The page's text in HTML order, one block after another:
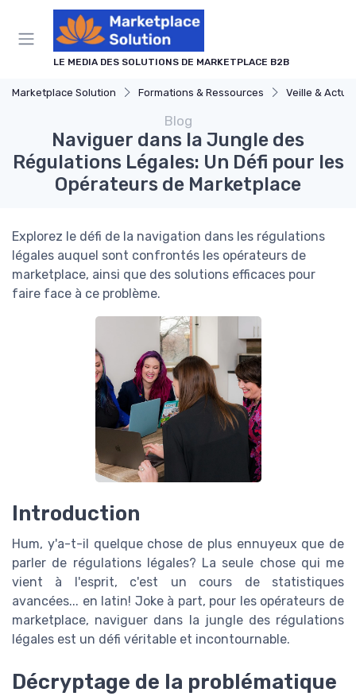
LE MEDIA DES SOLUTIONS DE MARKETPLACE B2B
Marketplace Solution Formations & Ressources Veille &
Blog
Naviguer dans la Jungle des
Régulations Légales: Un Défi pour les
Opérateurs de Marketplace
Explorez le défi de la navigation dans les régulations
légales auquel sont confrontés les opérateurs de
marketplace, ainsi que des solutions efficaces pour
faire face à ce problème.
Introduction
Hum, y'a-t-il quelque chose de plus ennuyeux que de
parler de régulations légales? La seule chose qui me
vient à l'esprit, c'est un cours de statistiques
avancées... en latin! Joke à part, pour les opérateurs de
marketplace, naviguer dans la jungle des régulations
légales est un défi véritable et incontournable.
Décryptage de la problématique
Panneau de gestion des cookies